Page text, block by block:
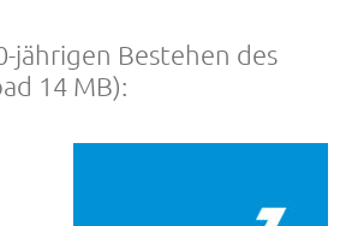
jährigen Bestehen des
14 MB):